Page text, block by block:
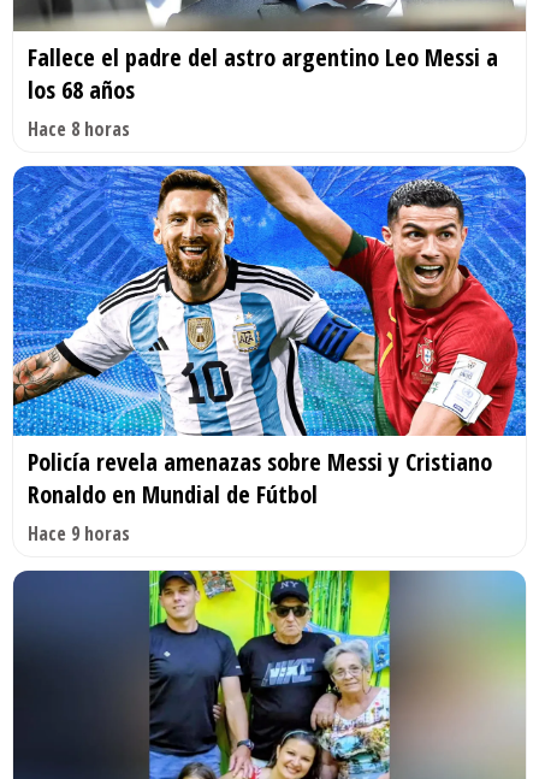
Fallece el padre del astro argentino Leo Messi a
los 68 años
Hace 8 horas
Policía revela amenazas sobre Messi y Cristiano
Ronaldo en Mundial de Fútbol
Hace 9 horas